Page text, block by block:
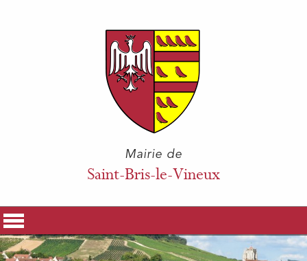
Mairie de
Saint-Bris-le-Vineux
La Mairie